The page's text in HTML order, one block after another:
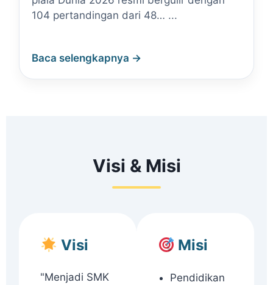
104 pertandingan dari 48… ...
Baca selengkapnya →
Visi & Misi
Visi
"Menjadi SMK
Misi
Pendidikan